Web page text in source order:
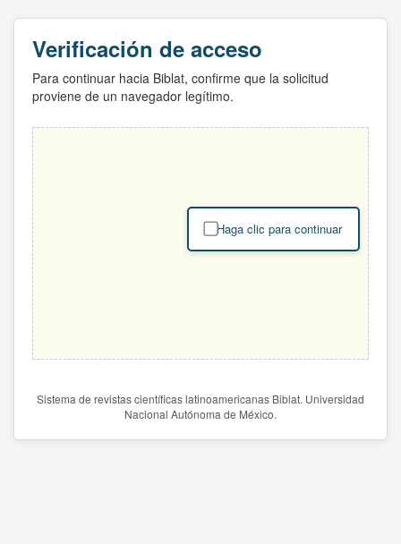
Verificación de acceso
Para continuar hacia Biblat, confirme que la solicitud
proviene de un navegador legítimo.
Haga clic para continuar
Sistema de revistas científicas latinoamericanas Biblat. Universidad
Nacional Autónoma de México.